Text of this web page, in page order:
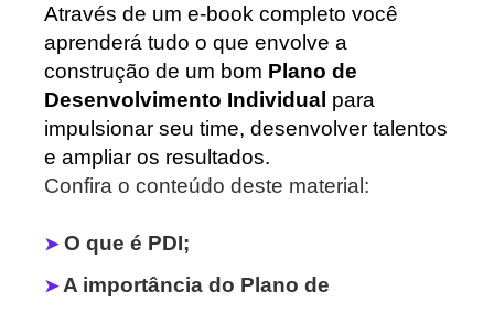
Através de um e-book completo você
aprenderá tudo o que envolve a
construção de um bom Plano de
Desenvolvimento Individual para
impulsionar seu time, desenvolver talentos
e ampliar os resultados.
Confira o conteúdo deste material:
➤O que é PDI;
➤A importância do Plano de